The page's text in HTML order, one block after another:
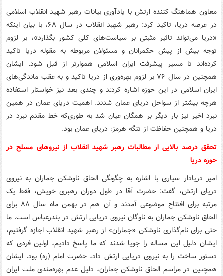
معاون هماهنگ کننده ارتش با یادآوری بیانات رهبر شهید انقلاب اسلامی
در عرصه دریا، تاکید کرد: رهبر شهید انقلاب در سال ۶۸، با بیان اینکه
«دریا می‌تواند تاثیر مثبتی بر سیاست‌های کلی کشور بگذارد»، بر لزوم
توجه بیش از پیش حکمرانان و مسئولان مربوطه به مقوله دریا تاکید
کرده‌اند تا مسیر پیشرفت ایران اسلامی هموارتر از قبل شود. ایشان
همچنین در سال ۷۶ بر لزوم بهره‌وری از دریا تاکید و به عقب ماندگی‌های
ایران اسلامی در این حوزه اشاره کردند و چندی بعد نیز خواستار استفاده
هرچه بیشتر از سواحل دریای عمان شدند. اهمیت دریای عمان در همین
نبرد اخیر نیز بار دیگر بر همگان عیان شد به طوری‌که خط مقدم نبرد در
دریا و همچنین حفاظت از تنگه هرمز، دریای عمان بود.
تحقق درصد بالایی از مطالبات رهبر شهید انقلاب از نیروهای مسلح در
حوزه دریا
امیر دریادار سیاری با اشاره به چگونگی الحاق ناوشکن جماران به نیروی
دریای ارتش، گفت: حضرت آقا در طول دوران رهبری خویش، فقط یک
مرتبه برای افتتاح موضوعی آمدند و آن هم در بهمن ماه سال ۸۸ برای
الحاق ناوشکن جماران به ناوگان نیروی دریایی ارتش در بندرعباس است. ما
حتی برای نام‌گذاری ناوشکن «جماران» از رهبر شهید انقلاب اجازه گرفتیم،
ایشان دلیل این مساله را جویا شدند که ما پاسخ دادیم، اولین فردی که
دستور ساخت را به نیروی دریایی ارتش داد، حضرت امام (ره) بود. ایشان
همچنین در مراسم الحاق ناوشکن جماران، دلیل عدم بهره‌مندی ملت ایران